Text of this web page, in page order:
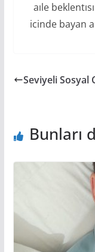
aıle
icinde bayan
Seviyeli Sosyal
Bunları